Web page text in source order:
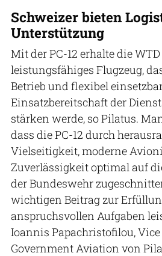
Schweizer bieten
Unterstützung
Mit der PC-12 erhalte die WTD
leistungsfähiges Flugzeug,
Betrieb und flexibel
Einsatzbereitschaft der
stärken werde, so Pilatus.
dass die PC-12 durch
Vielseitigkeit, moderne
Zuverlässigkeit optimal auf
der Bundeswehr
wichtigen Beitrag zur
anspruchsvollen Aufgaben
Ioannis Papachristofilou,
Government Aviation von